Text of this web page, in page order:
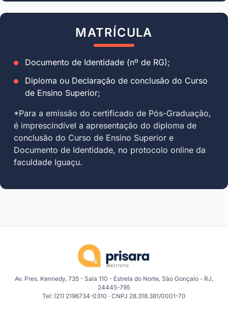
MATRÍCULA
Documento de Identidade (nº de RG);
Diploma ou Declaração de conclusão do Curso
de Ensino Superior;
*Para a emissão do certificado de Pós-Graduação,
é imprescindível a apresentação do diploma de
conclusão do Curso de Ensino Superior e
Documento de Identidade, no protocolo online da
faculdade Iguaçu.
Av. Pres. Kennedy, 735 - Sala 110 - Estrela do Norte, São Gonçalo - RJ,
24445-795
Tel: (21) 2196734-0310 · CNPJ 28.318.381/0001-70